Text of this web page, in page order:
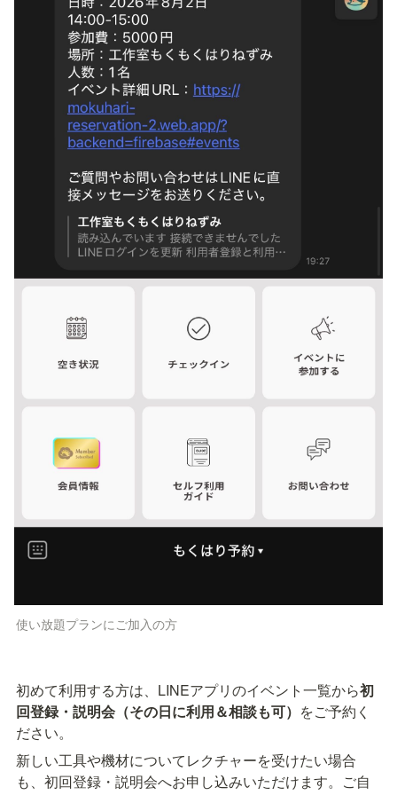
使い放題プランにご加入の方
初めて利用する方は、LINEアプリのイベント一覧から初
回登録・説明会（その日に利用＆相談も可） をご予約く
ださい。
新しい工具や機材についてレクチャーを受けたい場合
も、初回登録・説明会へお申し込みいただけます。ご自